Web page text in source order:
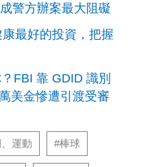
警方辦案最大阻礙
最好的投資，把握
FBI 靠 GDID 識別
美金慘遭引渡受審
運動 #棒球